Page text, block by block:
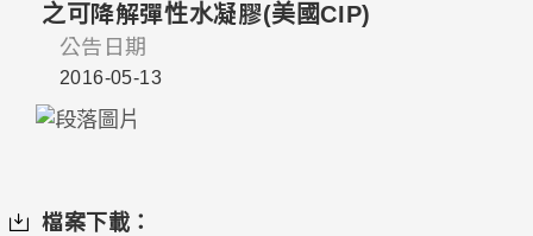
之可降解彈性水凝膠(美國CIP)
公告日期
2016-05-13
檔案下載：